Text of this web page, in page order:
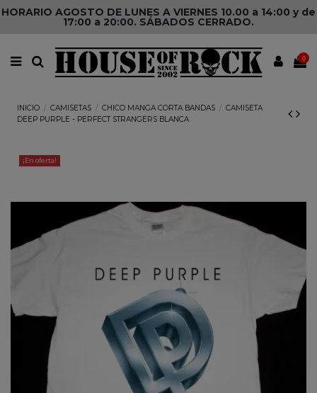
HORARIO AGOSTO DE LUNES A VIERNES 10.00 a 14:00 y de
17:00 a 20:00. SÁBADOS CERRADO.
0
INICIO CAMISETAS CHICO MANGA CORTA BANDAS
CAMISETA
DEEP PURPLE - PERFECT STRANGERS BLANCA
¡En oferta!